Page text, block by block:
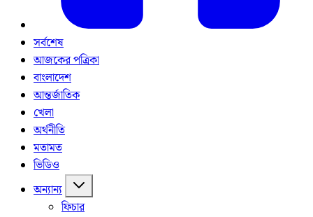
সর্বশেষ
আজকের পত্রিকা
বাংলাদেশ
আন্তর্জাতিক
খেলা
অর্থনীতি
মতামত
ভিডিও
অন্যান্য
ফিচার